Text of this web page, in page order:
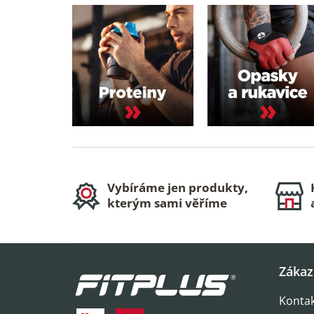
n
e
l
Vybíráme jen produkty,
kterým sami věříme